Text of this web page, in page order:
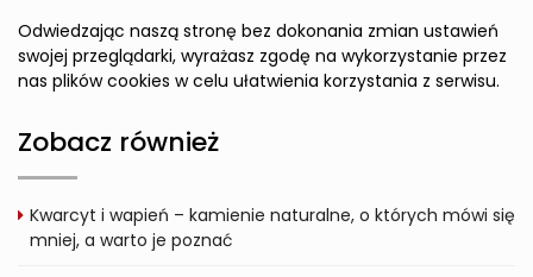
Odwiedzając naszą stronę bez dokonania zmian ustawień
swojej przeglądarki, wyrażasz zgodę na wykorzystanie przez
nas plików cookies w celu ułatwienia korzystania z serwisu.
Zobacz również
Kwarcyt i wapień – kamienie naturalne, o których mówi się
mniej, a warto je poznać